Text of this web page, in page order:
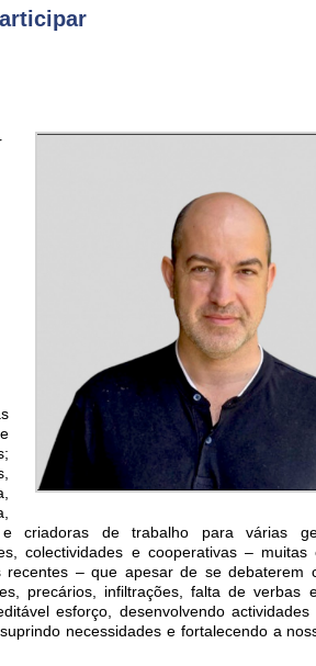
e criadoras de trabalho para várias
colectividades e cooperativas – muitas
– que apesar de se debaterem
precários, infiltrações, falta de verbas
esforço, desenvolvendo
necessidades e fortalecendo a